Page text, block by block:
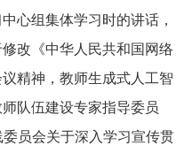
心组集体学习时的讲话，
改《中华人民共和国网络
精神，教师生成式人工智
队伍建设专家指导委员
委员会关于深入学习宣传贯